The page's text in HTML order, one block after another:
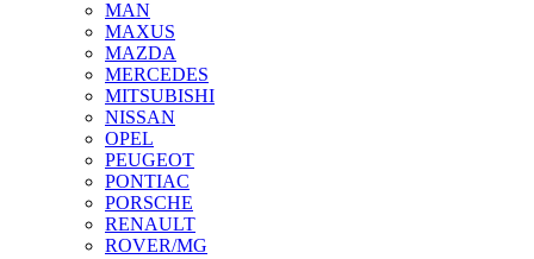
MAN
MAXUS
MAZDA
MERCEDES
MITSUBISHI
NISSAN
OPEL
PEUGEOT
PONTIAC
PORSCHE
RENAULT
ROVER/MG